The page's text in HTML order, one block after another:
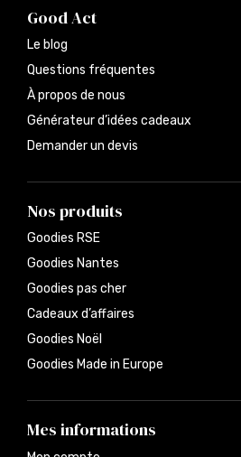
Good Act
Le blog
Questions fréquentes
À propos de nous
Générateur d’idées cadeaux
Demander un devis
Nos produits
Goodies RSE
Goodies Nantes
Goodies pas cher
Cadeaux d’affaires
Goodies Noël
Goodies Made in Europe
Mes informations